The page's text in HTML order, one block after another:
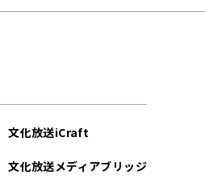
文化放送iCraft
文化放送メディアブリッジ